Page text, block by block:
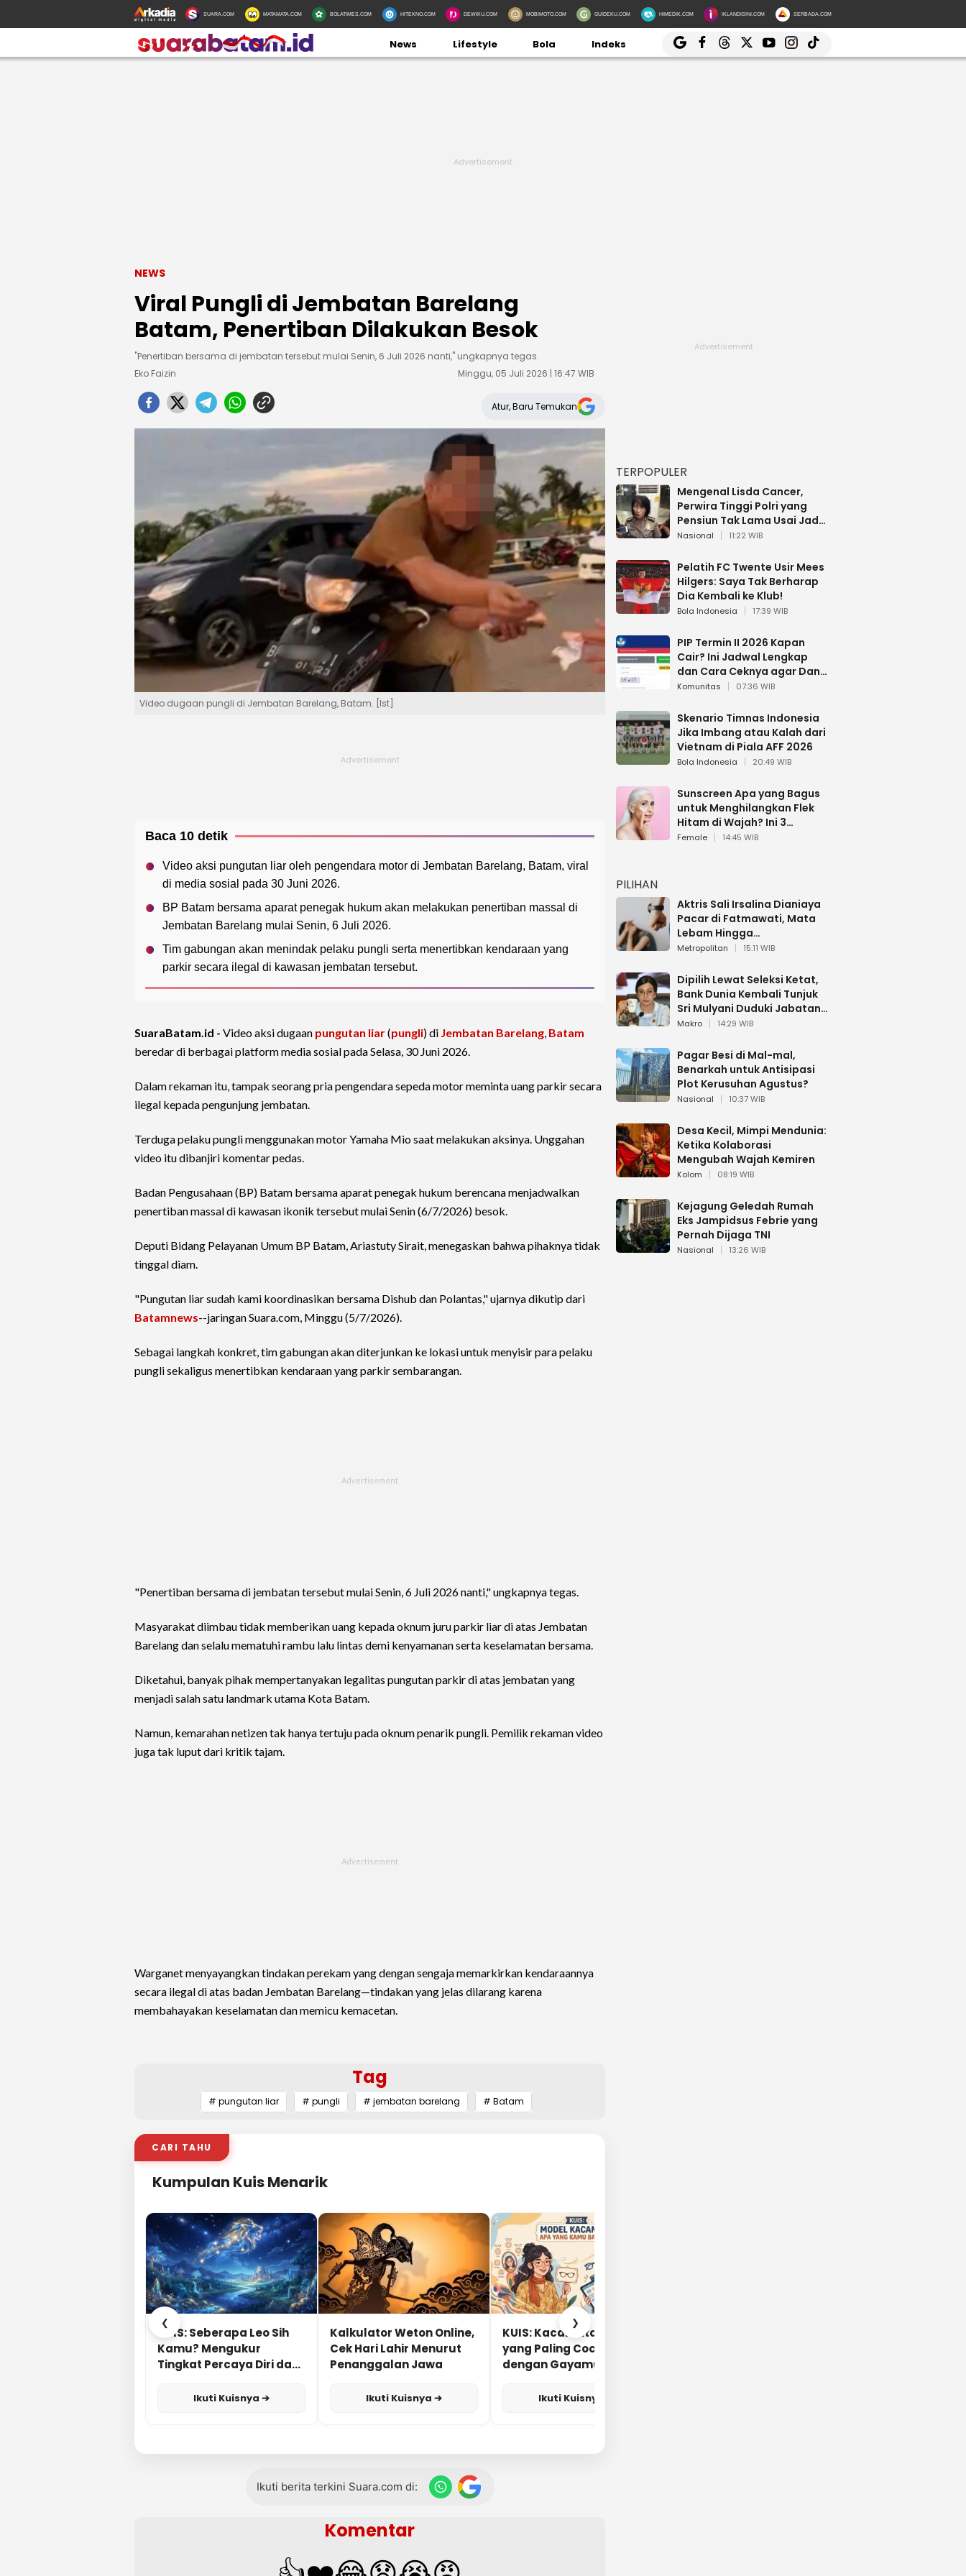
SUARA.COM MATAMATA.COM BOLATIMES.COM HITEKNO.COM DEWIKU.COM MOBIMOTO.COM GUIDEKU.COM HIMEDIK.COM IKLANDISINI.COM SERBADA.COM
News Lifestyle Bola Indeks
NEWS
Viral Pungli di Jembatan Barelang
Batam, Penertiban Dilakukan Besok
"Penertiban bersama di jembatan tersebut mulai Senin, 6 Juli 2026 nanti," ungkapnya tegas.
Eko Faizin
Minggu, 05 Juli 2026 | 16:47 WIB
Atur, Baru Temukan
Video dugaan pungli di Jembatan Barelang, Batam. [Ist]
Baca 10 detik
Video aksi pungutan liar oleh pengendara motor di Jembatan Barelang, Batam, viral
di media sosial pada 30 Juni 2026.
BP Batam bersama aparat penegak hukum akan melakukan penertiban massal di
Jembatan Barelang mulai Senin, 6 Juli 2026.
Tim gabungan akan menindak pelaku pungli serta menertibkan kendaraan yang
parkir secara ilegal di kawasan jembatan tersebut.
SuaraBatam.id - Video aksi dugaan pungutan liar(pungli) di Jembatan Barelang, Batam
beredar di berbagai platform media sosial pada Selasa, 30 Juni 2026.
Dalam rekaman itu, tampak seorang pria pengendara sepeda motor meminta uang parkir secara
ilegal kepada pengunjung jembatan.
Terduga pelaku pungli menggunakan motor Yamaha Mio saat melakukan aksinya. Unggahan
video itu dibanjiri komentar pedas.
Badan Pengusahaan (BP) Batam bersama aparat penegak hukum berencana menjadwalkan
penertiban massal di kawasan ikonik tersebut mulai Senin (6/7/2026) besok.
Deputi Bidang Pelayanan Umum BP Batam, Ariastuty Sirait, menegaskan bahwa pihaknya tidak
tinggal diam.
"Pungutan liar sudah kami koordinasikan bersama Dishub dan Polantas," ujarnya dikutip dari
Batamnews--jaringan Suara.com, Minggu (5/7/2026).
Sebagai langkah konkret, tim gabungan akan diterjunkan ke lokasi untuk menyisir para pelaku
pungli sekaligus menertibkan kendaraan yang parkir sembarangan.
"Penertiban bersama di jembatan tersebut mulai Senin, 6 Juli 2026 nanti," ungkapnya tegas.
Masyarakat diimbau tidak memberikan uang kepada oknum juru parkir liar di atas Jembatan
Barelang dan selalu mematuhi rambu lalu lintas demi kenyamanan serta keselamatan bersama.
Diketahui, banyak pihak mempertanyakan legalitas pungutan parkir di atas jembatan yang
menjadi salah satu landmark utama Kota Batam.
Namun, kemarahan netizen tak hanya tertuju pada oknum penarik pungli. Pemilik rekaman video
juga tak luput dari kritik tajam.
Warganet menyayangkan tindakan perekam yang dengan sengaja memarkirkan kendaraannya
secara ilegal di atas badan Jembatan Barelang—tindakan yang jelas dilarang karena
membahayakan keselamatan dan memicu kemacetan.
Tag
# pungutan liar # pungli # jembatan barelang # Batam
CARI TAHU
Kumpulan Kuis Menarik
❮
KUIS: Seberapa Leo Sih
Kamu? Mengukur
Tingkat Percaya Diri dan
Ikuti Kuisnya ➔
Kalkulator Weton Online,
Cek Hari Lahir Menurut
Penanggalan Jawa
Ikuti Kuisnya ➔
KUIS: Kacamata Apa
yang Paling Cocok
dengan Gayamu?
Ikuti Kuisnya ➔
❯
Ikuti berita terkini Suara.com di:
Komentar
TERPOPULER
Mengenal Lisda Cancer,
Perwira Tinggi Polri yang
Pensiun Tak Lama Usai Jadi
Brigjen
Nasional 11:22 WIB
Pelatih FC Twente Usir Mees
Hilgers: Saya Tak Berharap
Dia Kembali ke Klub!
Bola Indonesia 17:39 WIB
PIP Termin II 2026 Kapan
Cair? Ini Jadwal Lengkap
dan Cara Ceknya agar Dana
Tidak Hangus!
Komunitas 07:36 WIB
Skenario Timnas Indonesia
Jika Imbang atau Kalah dari
Vietnam di Piala AFF 2026
Bola Indonesia 20:49 WIB
Sunscreen Apa yang Bagus
untuk Menghilangkan Flek
Hitam di Wajah? Ini 3
Rekomendasi sesuai Review
Female 14:45 WIB
PILIHAN
Aktris Sali Irsalina Dianiaya
Pacar di Fatmawati, Mata
Lebam Hingga
Diselamatkan Polantas
Metropolitan 15:11 WIB
Dipilih Lewat Seleksi Ketat,
Bank Dunia Kembali Tunjuk
Sri Mulyani Duduki Jabatan
Strategis
Makro 14:29 WIB
Pagar Besi di Mal-mal,
Benarkah untuk Antisipasi
Plot Kerusuhan Agustus?
Nasional 10:37 WIB
Desa Kecil, Mimpi Mendunia:
Ketika Kolaborasi
Mengubah Wajah Kemiren
Kolom 08:19 WIB
Kejagung Geledah Rumah
Eks Jampidsus Febrie yang
Pernah Dijaga TNI
Nasional 13:26 WIB